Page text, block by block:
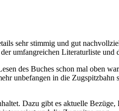
sehr stimmig und gut
umfangreichen Literaturliste und
des Buches schon mal oben
unbefangen in die
Dazu gibt es aktuelle